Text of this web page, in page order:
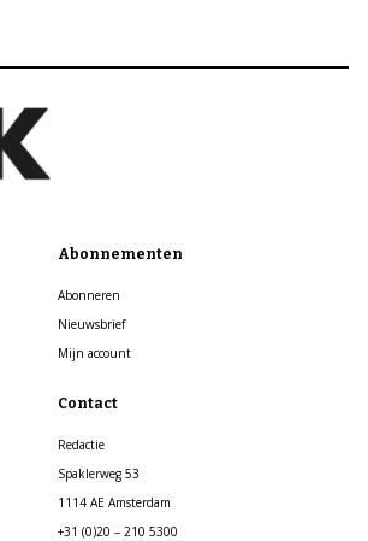
Abonnementen
Abonneren
Nieuwsbrief
Mijn account
Contact
Redactie
Spaklerweg 53
1114 AE Amsterdam
+31 (0)20 – 210 5300